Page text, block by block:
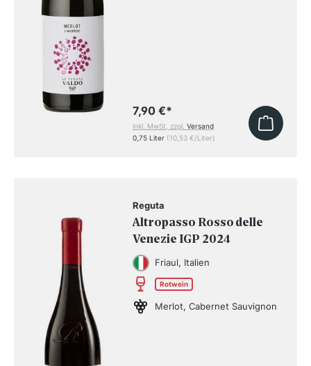
7,90 €*
inkl. MwSt, zzgl.Versand
0,75 Liter (10,53 €/Liter)
Reguta
Altropasso Rosso delle
Venezie IGP 2024
Friaul, Italien
Rotwein
Merlot, Cabernet Sauvignon